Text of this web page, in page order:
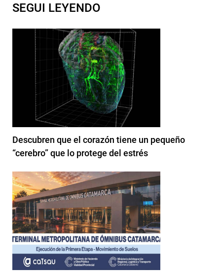
SEGUI LEYENDO
Descubren que el corazón tiene un pequeño
“cerebro” que lo protege del estrés